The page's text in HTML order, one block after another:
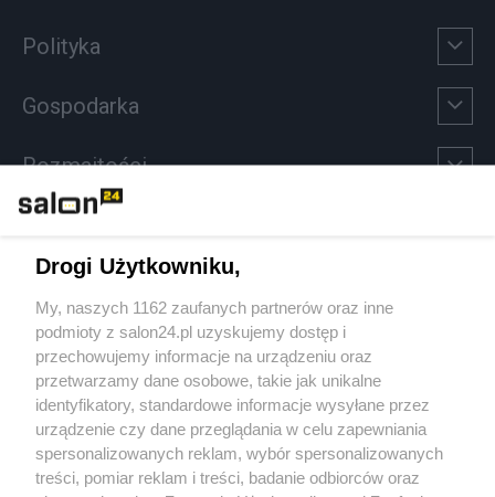
Polityka
Gospodarka
Rozmaitości
Sport
Społeczeństwo
Kultura
Drogi Użytkowniku,
My, naszych 1162 zaufanych partnerów oraz inne
podmioty z salon24.pl uzyskujemy dostęp i
przechowujemy informacje na urządzeniu oraz
przetwarzamy dane osobowe, takie jak unikalne
identyfikatory, standardowe informacje wysyłane przez
urządzenie czy dane przeglądania w celu zapewniania
spersonalizowanych reklam, wybór spersonalizowanych
treści, pomiar reklam i treści, badanie odbiorców oraz